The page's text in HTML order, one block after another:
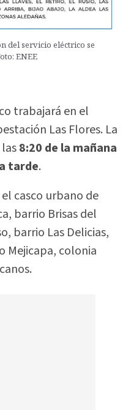
del servicio eléctrico se
ENEE
trabajará en el
Las Flores. La
8:20 de la mañana
tarde.
casco urbano de
barrio Brisas del
barrio Las Delicias,
Mejicapa, colonia